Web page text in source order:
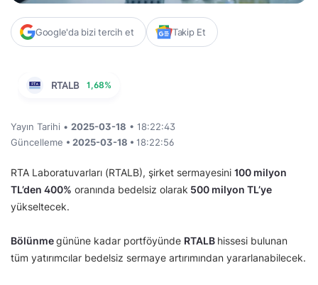
Google'da bizi tercih et Takip Et
RTALB 1,68%
Yayın Tarihi • 2025-03-18 • 18:22:43
Güncelleme • 2025-03-18 • 18:22:56
RTA Laboratuvarları (RTALB), şirket sermayesini 100 milyon
TL’den 400% oranında bedelsiz olarak 500 milyon TL’ye
yükseltecek.
Bölünmegününe kadar portföyünde RTALB hissesi bulunan
tüm yatırımcılar bedelsiz sermaye artırımından yararlanabilecek.